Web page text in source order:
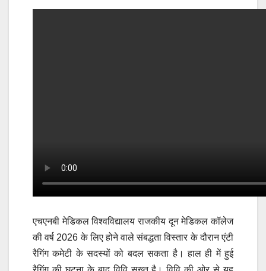
एचएनबी मेडिकल विश्वविद्यालय राजकीय दून मेडिकल कॉलेज
की वर्ष 2026 के लिए होने वाले संबद्धता विस्तार के दौरान एंटी
रैगिंग कमेटी के सदस्यों को बदल सकता है। हाल ही में हुई